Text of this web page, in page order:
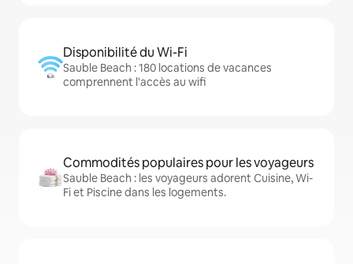
Disponibilité du Wi-Fi
Sauble Beach : 180 locations de vacances
comprennent l'accès au wifi
Commodités populaires pour les voyageurs
Sauble Beach : les voyageurs adorent Cuisine, Wi-
Fi et Piscine dans les logements.